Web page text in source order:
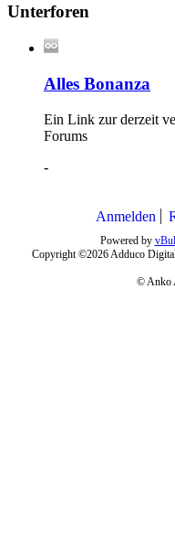
Unterforen
Alles Bonanza
Ein Link zur derzeit
Forums
-
Anmelden
Powered by
Copyright ©2026 Adduco
© Anko